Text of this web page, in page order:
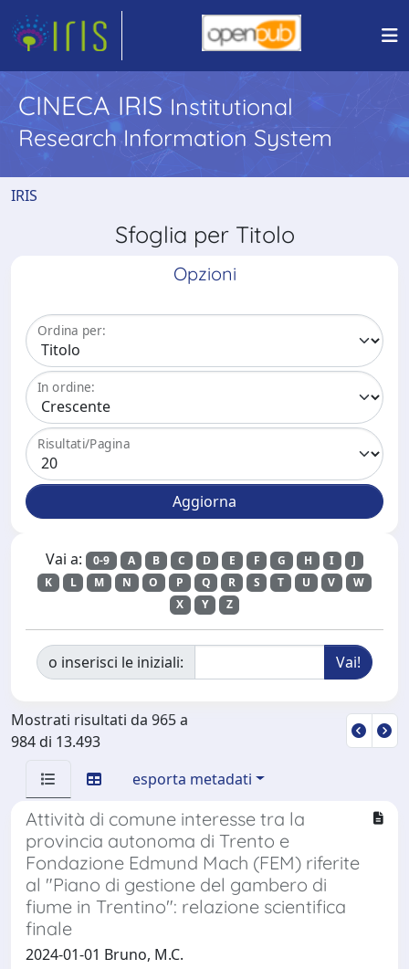
CINECA IRIS Institutional
Research Information System
IRIS
Sfoglia per Titolo
Opzioni
Ordina per:
In ordine:
Risultati/Pagina
Vai a: 0-9 A B C D E F G H I
J
K
L M N O P Q R S T U V
W
X
Y Z
o inserisci le iniziali:
Mostrati risultati da 965 a
984 di 13.493
esporta metadati
Attività di comune interesse tra la
provincia autonoma di Trento e
Fondazione Edmund Mach (FEM) riferite
al "Piano di gestione del gambero di
fiume in Trentino": relazione scientifica
finale
2024-01-01 Bruno, M.C.